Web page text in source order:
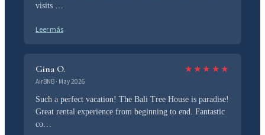
visits …
Leer más
Gina O. ★ ★ ★ ★ ★
AirBNB · May 2026
Such a perfect vacation! The Bali Tree House is paradise!
Great rental experience from beginning to end. Fantastic
co…